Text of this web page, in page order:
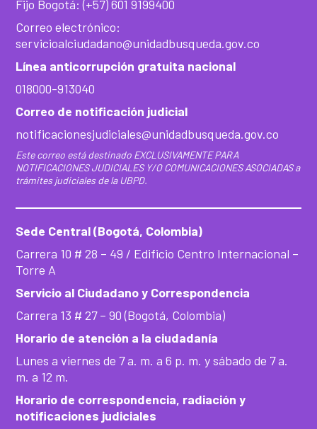
Fijo Bogotá: (+57) 601 9199400
Correo electrónico:
servicioalciudadano@unidadbusqueda.gov.co
Línea anticorrupción gratuita nacional
018000-913040
Correo de notificación judicial
notificacionesjudiciales@unidadbusqueda.gov.co
Este correo está destinado EXCLUSIVAMENTE PARA
NOTIFICACIONES JUDICIALES Y/O COMUNICACIONES ASOCIADAS a
trámites judiciales de la UBPD.
Sede Central (Bogotá, Colombia)
Carrera 10 # 28 – 49 / Edificio Centro Internacional –
Torre A
Servicio al Ciudadano y Correspondencia
Carrera 13 # 27 – 90 (Bogotá, Colombia)
Horario de atención a la ciudadanía
Lunes a viernes de 7 a. m. a 6 p. m. y sábado de 7 a.
m. a 12 m.
Horario de correspondencia, radiación y
notificaciones judiciales